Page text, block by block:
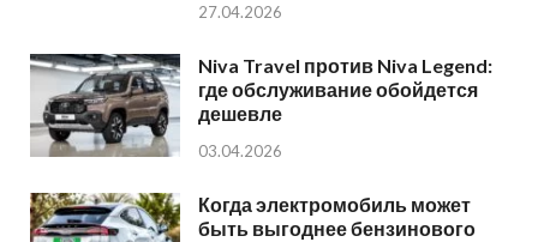
27.04.2026
Niva Travel против Niva Legend:
где обслуживание обойдется
дешевле
03.04.2026
Когда электромобиль может
быть выгоднее бензинового